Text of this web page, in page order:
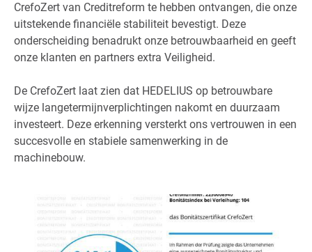
CrefoZert van Creditreform te hebben ontvangen, die onze
uitstekende financiële stabiliteit bevestigt. Deze
onderscheiding benadrukt onze betrouwbaarheid en geeft
onze klanten en partners extra Veiligheid.
De CrefoZert laat zien dat HEDELIUS op betrouwbare
wijze langetermijnverplichtingen nakomt en duurzaam
investeert. Deze erkenning versterkt ons vertrouwen in een
succesvolle en stabiele samenwerking in de
machinebouw.